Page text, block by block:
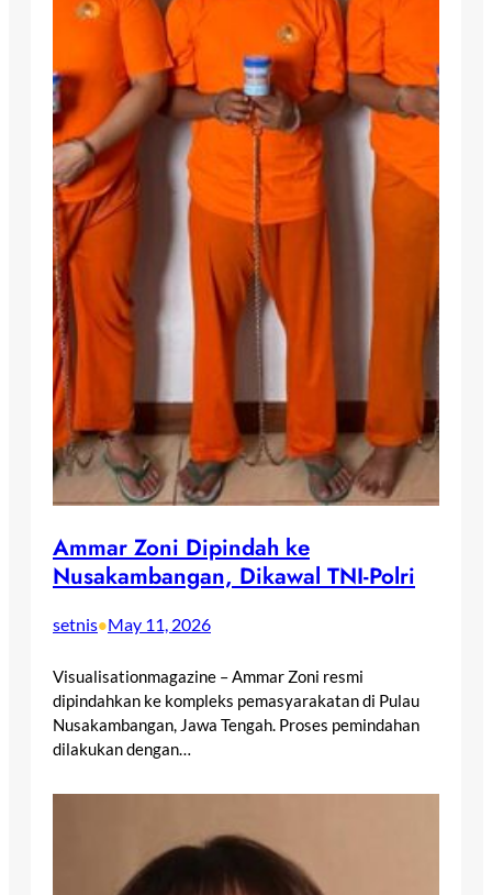
Ammar Zoni Dipindah ke
Nusakambangan, Dikawal TNI-Polri
setnis•May 11, 2026
Visualisationmagazine – Ammar Zoni resmi
dipindahkan ke kompleks pemasyarakatan di Pulau
Nusakambangan, Jawa Tengah. Proses pemindahan
dilakukan dengan…